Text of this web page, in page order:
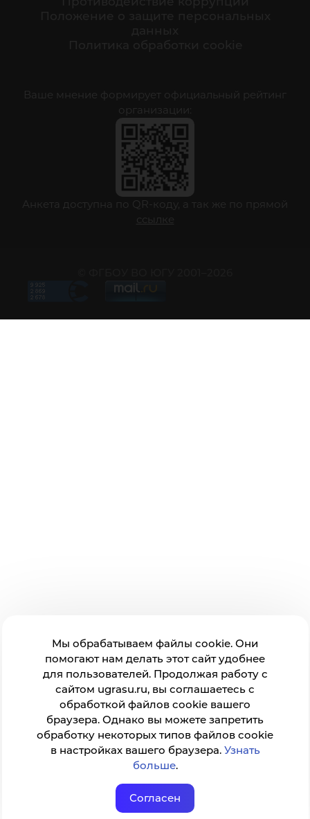
Мы обрабатываем файлы cookie. Они
помогают нам делать этот сайт удобнее
для пользователей. Продолжая работу с
сайтом ugrasu.ru, вы соглашаетесь с
обработкой файлов cookie вашего
браузера. Однако вы можете запретить
обработку некоторых типов файлов cookie
в настройках вашего браузера. Узнать
больше.
Согласен
Ваше мнение формирует официальный рейтинг
организации:
Анкета доступна по QR-коду, а так же по прямой
ссылке